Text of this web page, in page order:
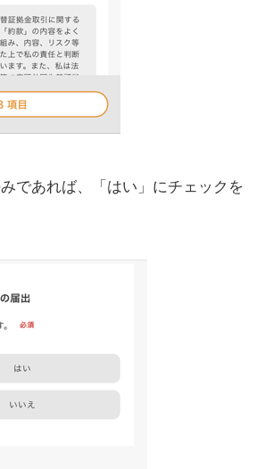
であれば、「はい」にチェックを